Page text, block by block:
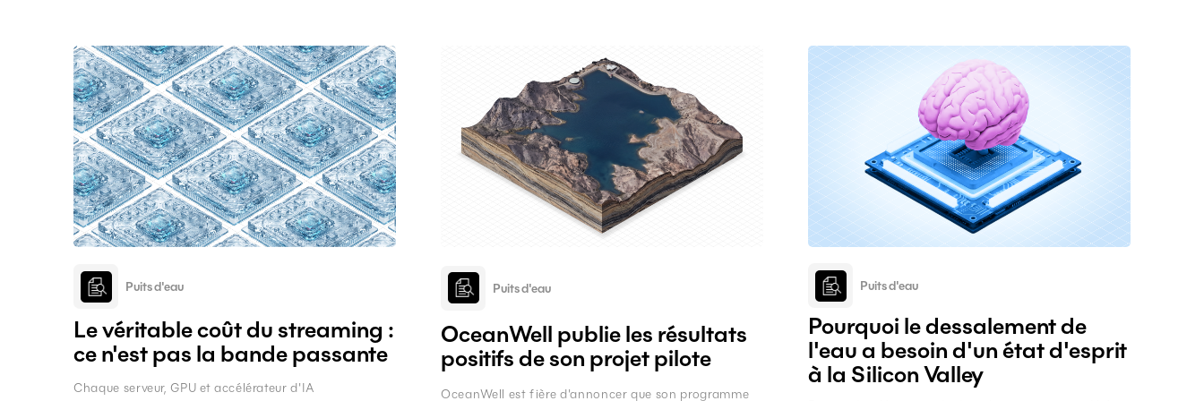
climatique, l'urbanisation et les besoins énergétiques
croissants redessinent le paysage mondial, un
nouveau paradigme voit le jour : celui des
infrastructures « aquatiques ».
dans la réalisation des objectifs climatiques.
Cependant, une nouvelle tendance en matière de
développement durable voit le jour dans le secteur
technologique : la gestion responsable de l'eau.
Puits d'eau
Le véritable coût du streaming :
ce n'est pas la bande passante
Chaque serveur, GPU et accélérateur d'IA
Puits d'eau
OceanWell publie les résultats
positifs de son projet pilote
OceanWell est fière d'annoncer que son programme
Puits d'eau
Pourquoi le dessalement de
l'eau a besoin d'un état d'esprit
à la Silicon Valley